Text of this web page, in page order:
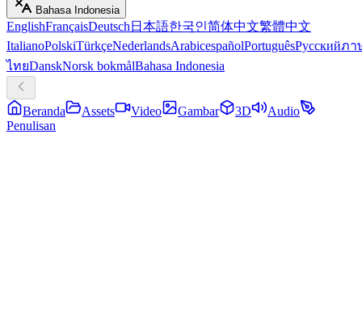
Bahasa Indonesia
EnglishFrançaisDeutsch 日本語한국인简体中文繁體中文
ItalianoPolskiTürkçeNederlandsArabicespañolPortuguêsРусскийภา
ไทยDanskNorsk bokmålBahasa Indonesia
Beranda Assets Video Gambar 3D
Audio
Penulisan